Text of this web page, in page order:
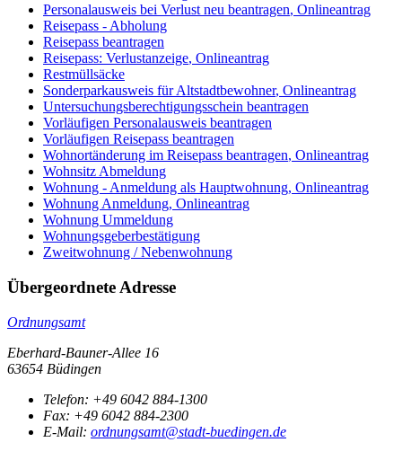
Personalausweis bei Verlust neu beantragen, Onlineantrag
Reisepass - Abholung
Reisepass beantragen
Reisepass: Verlustanzeige, Onlineantrag
Restmüllsäcke
Sonderparkausweis für Altstadtbewohner, Onlineantrag
Untersuchungsberechtigungsschein beantragen
Vorläufigen Personalausweis beantragen
Vorläufigen Reisepass beantragen
Wohnortänderung im Reisepass beantragen, Onlineantrag
Wohnsitz Abmeldung
Wohnung - Anmeldung als Hauptwohnung, Onlineantrag
Wohnung Anmeldung, Onlineantrag
Wohnung Ummeldung
Wohnungsgeberbestätigung
Zweitwohnung / Nebenwohnung
Übergeordnete Adresse
Ordnungsamt
Eberhard-Bauner-Allee 16
63654 Büdingen
Telefon: +49 6042 884-1300
Fax: +49 6042 884-2300
E-Mail: ordnungsamt@stadt-buedingen.de